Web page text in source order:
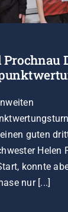
Prochnau
guten
Helen
konnte
nur [...]